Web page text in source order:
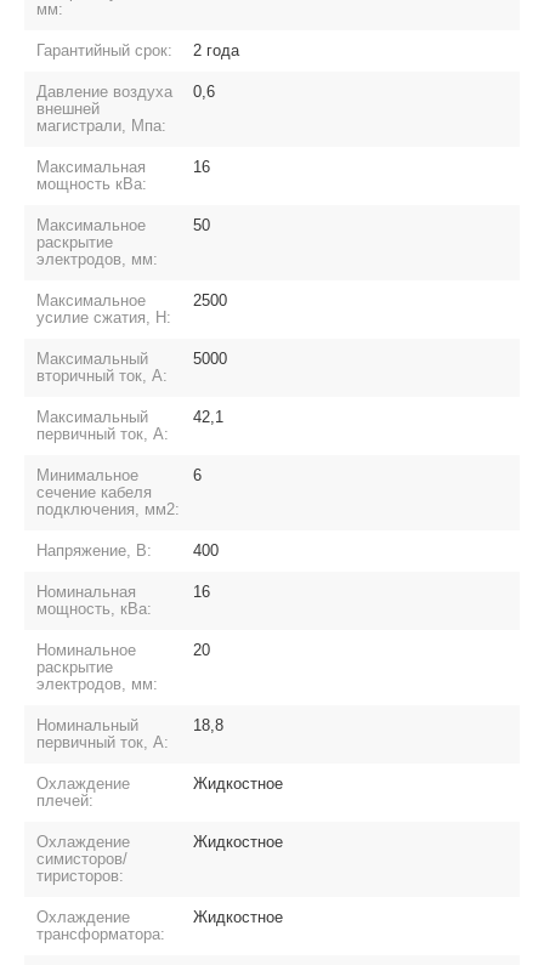
мм:
Гарантийный срок: 2 года
Давление воздуха
внешней
магистрали, Мпа:
0,6
Максимальная
мощность кВа:
16
Максимальное
раскрытие
электродов, мм:
50
Максимальное
усилие сжатия, H:
2500
Максимальный
вторичный ток, А:
5000
Максимальный
первичный ток, А:
42,1
Минимальное
сечение кабеля
подключения, мм2:
6
Напряжение, В: 400
Номинальная
мощность, кВа:
16
Номинальное
раскрытие
электродов, мм:
20
Номинальный
первичный ток, А:
18,8
Охлаждение
плечей:
Жидкостное
Охлаждение
симисторов/
тиристоров:
Жидкостное
Охлаждение
трансформатора:
Жидкостное